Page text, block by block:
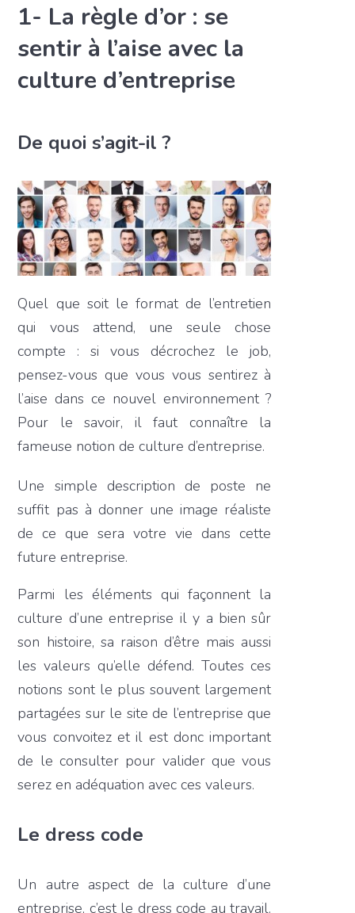
1- La règle d’or : se
sentir à l’aise avec la
culture d’entreprise
De quoi s’agit-il ?
Quel que soit le format de l’entretien
qui vous attend, une seule chose
compte : si vous décrochez le job,
pensez-vous que vous vous sentirez à
l’aise dans ce nouvel environnement ?
Pour le savoir, il faut connaître la
fameuse notion de culture d’entreprise.
Une simple description de poste ne
suffit pas à donner une image réaliste
de ce que sera votre vie dans cette
future entreprise.
Parmi les éléments qui façonnent la
culture d’une entreprise il y a bien sûr
son histoire, sa raison d’être mais aussi
les valeurs qu’elle défend. Toutes ces
notions sont le plus souvent largement
partagées sur le site de l’entreprise que
vous convoitez et il est donc important
de le consulter pour valider que vous
serez en adéquation avec ces valeurs.
Le dress code
Un autre aspect de la culture d’une
entreprise, c’est le dress code au travail.